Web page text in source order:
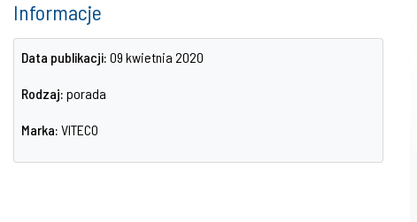
Informacje
Data publikacji: 09 kwietnia 2020
Rodzaj: porada
Marka: VITECO